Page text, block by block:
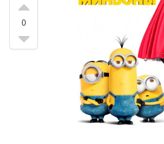
0